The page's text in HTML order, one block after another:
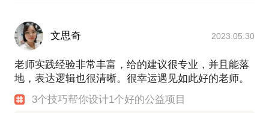
文思奇 2023.05.30
老师实践经验非常丰富，给的建议很专业，并且能落
地，表达逻辑也很清晰。很幸运遇见如此好的老师。
3个技巧帮你设计1个好的公益项目